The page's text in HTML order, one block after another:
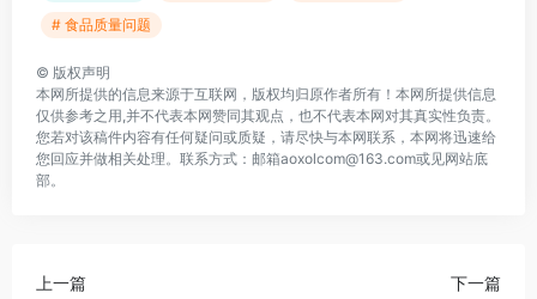
# 食品质量问题
© 版权声明
本网所提供的信息来源于互联网，版权均归原作者所有！本网所提供信息
仅供参考之用,并不代表本网赞同其观点，也不代表本网对其真实性负责。
您若对该稿件内容有任何疑问或质疑，请尽快与本网联系，本网将迅速给
您回应并做相关处理。联系方式：邮箱aoxolcom@163.com或见网站底
部。
上一篇 下一篇